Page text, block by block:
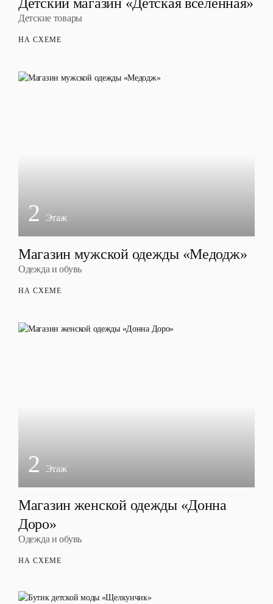
Детские товары
НА СХЕМЕ
2 Этаж
Магазин мужской одежды «Медодж»
Одежда и обувь
НА СХЕМЕ
2 Этаж
Магазин женской одежды «Донна
Доро»
Одежда и обувь
НА СХЕМЕ